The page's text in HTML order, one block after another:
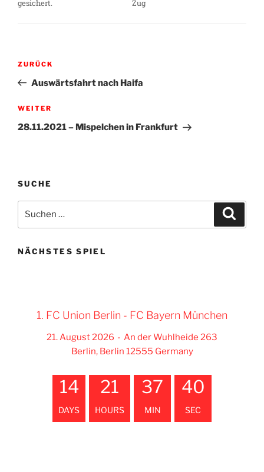
gesichert.
Zug
Beitragsnavigation
Vorheriger
Beitrag
ZURÜCK
Auswärtsfahrt nach Haifa
Nächster
Beitrag
WEITER
28.11.2021 – Mispelchen in Frankfurt
SUCHE
nach:
NÄCHSTES SPIEL
1. FC Union Berlin - FC Bayern München
21. August 2026 - An der Wuhlheide 263
Berlin, Berlin 12555 Germany
14
DAYS
21
HOURS
37
MIN
39
SEC